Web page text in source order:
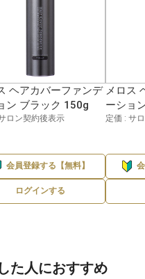
ヘアカバーファンデ
ン ブラック 150g
ロン契約後表示
会員登録する【無料】
ログインする
メロス
ーショ
定価 : サ
た人におすすめ